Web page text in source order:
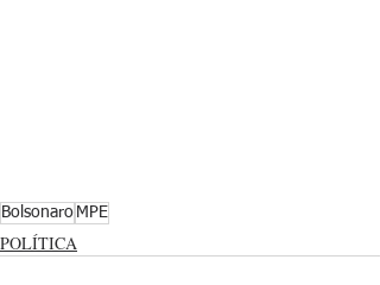
Bolsonaro MPE
POLÍTICA